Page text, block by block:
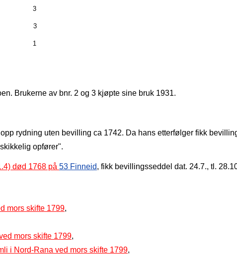
3
3
1
Brukerne av bnr. 2 og 3 kjøpte sine bruk 1931.
opp rydning uten bevilling ca 1742. Da hans etterfølger fikk
opfører".
død 1768 på 53 Finneid, fikk bevillingsseddel dat. 24.7., tl.
mors skifte 1799,
mors skifte 1799,
i Nord-Rana ved mors skifte 1799,